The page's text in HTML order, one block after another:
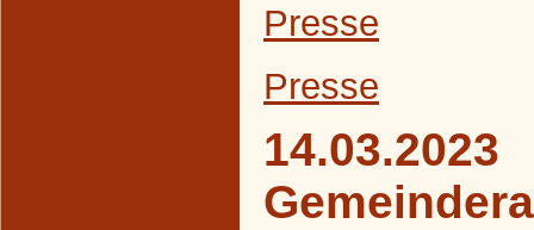
Presse
Presse
14.03.2023